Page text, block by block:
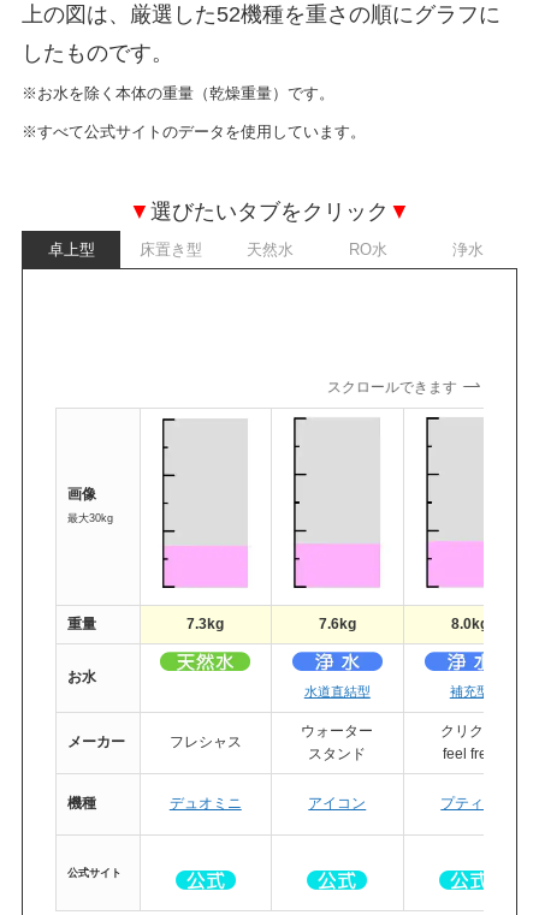
上の図は、厳選した52機種を重さの順にグラフに
したものです。
※お水を除く本体の重量（乾燥重量）です。
※すべて公式サイトのデータを使用しています。
▼ 選びたいタブをクリック ▼
卓上型 床置き型 天然水 RO水 浄水
スクロールできます
画像
最大30kg
重量 7.3kg 7.6kg 8.0kg
お水
水道直結型 補充型
メーカー フレシャス
ウォーター
スタンド
クリクラ
feel free
機種 デュオミニ アイコン プティオ
公式サイト